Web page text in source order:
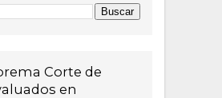
Corte de
en